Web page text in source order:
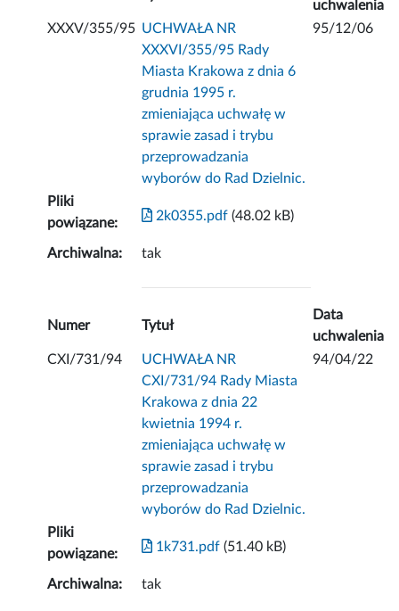
uchwalenia
XXXV/355/95 UCHWAŁA NR
XXXVI/355/95 Rady
Miasta Krakowa z dnia 6
grudnia 1995 r.
zmieniająca uchwałę w
sprawie zasad i trybu
przeprowadzania
wyborów do Rad Dzielnic.
95/12/06
Pliki
powiązane:
2k0355.pdf (48.02 kB)
Archiwalna: tak
Numer Tytuł
Data
uchwalenia
CXI/731/94
UCHWAŁA NR
CXI/731/94 Rady Miasta
Krakowa z dnia 22
kwietnia 1994 r.
zmieniająca uchwałę w
sprawie zasad i trybu
przeprowadzania
wyborów do Rad Dzielnic.
94/04/22
Pliki
powiązane:
1k731.pdf (51.40 kB)
Archiwalna: tak